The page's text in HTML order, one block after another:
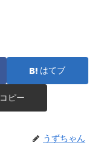
はてブ
コピー
うずちゃん